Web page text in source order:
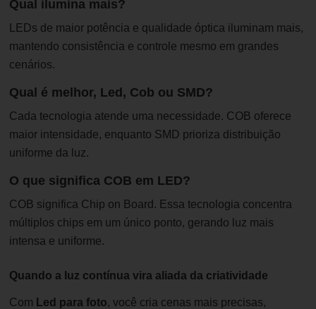
Qual ilumina mais?
LEDs de maior potência e qualidade óptica iluminam mais,
mantendo consistência e controle mesmo em grandes
cenários.
Qual é melhor, Led, Cob ou SMD?
Cada tecnologia atende uma necessidade. COB oferece
maior intensidade, enquanto SMD prioriza distribuição
uniforme da luz.
O que significa COB em LED?
COB significa Chip on Board. Essa tecnologia concentra
múltiplos chips em um único ponto, gerando luz mais
intensa e uniforme.
Quando a luz contínua vira aliada da criatividade
Com Led para foto, você cria cenas mais precisas,